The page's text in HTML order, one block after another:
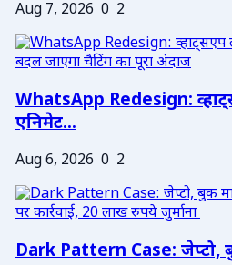
Aug 7, 2026 0 2
WhatsApp Redesign:
एनिमेट...
Aug 6, 2026 0 2
Dark Pattern Case: जेप्टो,